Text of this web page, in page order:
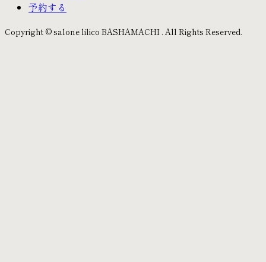
予約する
Copyright © salone lilico BASHAMACHI . All Rights Reserved.